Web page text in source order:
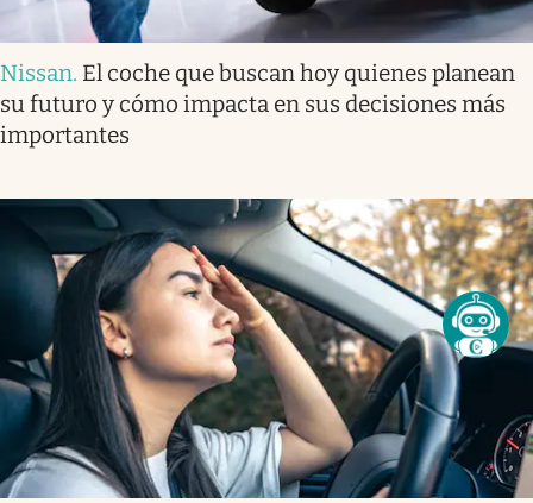
Nissan. El coche que buscan hoy quienes planean
su futuro y cómo impacta en sus decisiones más
importantes